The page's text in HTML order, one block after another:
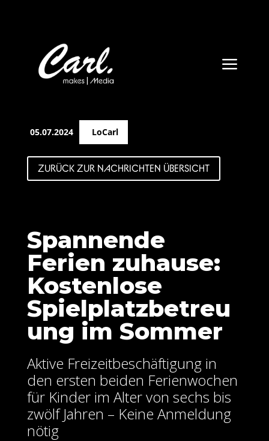
a
05.07.2024 LoCarl
ZURÜCK ZUR NACHRICHTEN ÜBERSICHT
Spannende
Ferien zuhause:
Kostenlose
Spielplatzbetreu
ung im Sommer
Aktive Freizeitbeschäftigung in
den ersten beiden Ferienwochen
für Kinder im Alter von sechs bis
zwölf Jahren – Keine Anmeldung
nötig